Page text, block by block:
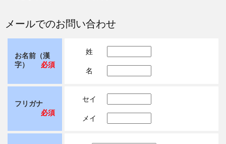
メールでのお問い合わせ
お名前（漢
字）
必須
姓
名
フリガナ
必須
セイ
メイ